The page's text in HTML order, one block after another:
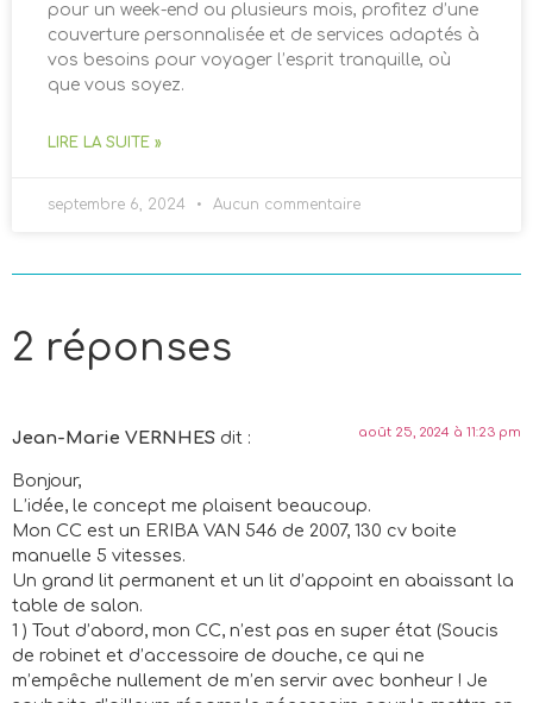
pour un week-end ou plusieurs mois, profitez d’une
couverture personnalisée et de services adaptés à
vos besoins pour voyager l’esprit tranquille, où
que vous soyez.
LIRE LA SUITE »
septembre 6, 2024 Aucun commentaire
2 réponses
Jean-Marie VERNHES dit : août 25, 2024 à 11:23 pm
Bonjour,
L’idée, le concept me plaisent beaucoup.
Mon CC est un ERIBA VAN 546 de 2007, 130 cv boite
manuelle 5 vitesses.
Un grand lit permanent et un lit d’appoint en abaissant la
table de salon.
1 ) Tout d’abord, mon CC, n’est pas en super état (Soucis
de robinet et d’accessoire de douche, ce qui ne
m’empêche nullement de m’en servir avec bonheur ! Je